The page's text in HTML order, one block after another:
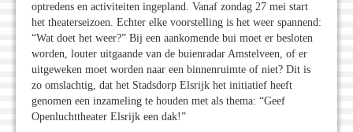
optredens en activiteiten ingepland. Vanaf zondag 27 mei start
het theaterseizoen. Echter elke voorstelling is het weer spannend:
“Wat doet het weer?” Bij een aankomende bui moet er besloten
worden, louter uitgaande van de buienradar Amstelveen, of er
uitgeweken moet worden naar een binnenruimte of niet? Dit is
zo omslachtig, dat het Stadsdorp Elsrijk het initiatief heeft
genomen een inzameling te houden met als thema: “Geef
Openluchttheater Elsrijk een dak!”